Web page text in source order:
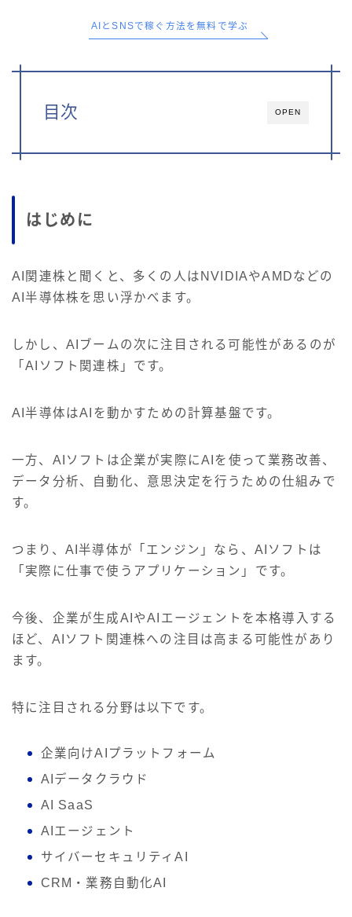
AIとSNSで稼ぐ方法を無料で学ぶ
OPEN
目次
はじめに
AI関連株と聞くと、多くの人はNVIDIAやAMDなどの
AI半導体株を思い浮かべます。
しかし、AIブームの次に注目される可能性があるのが
「AIソフト関連株」です。
AI半導体はAIを動かすための計算基盤です。
一方、AIソフトは企業が実際にAIを使って業務改善、
データ分析、自動化、意思決定を行うための仕組みで
す。
つまり、AI半導体が「エンジン」なら、AIソフトは
「実際に仕事で使うアプリケーション」です。
今後、企業が生成AIやAIエージェントを本格導入する
ほど、AIソフト関連株への注目は高まる可能性があり
ます。
特に注目される分野は以下です。
企業向けAIプラットフォーム
AIデータクラウド
AI SaaS
AIエージェント
サイバーセキュリティAI
CRM・業務自動化AI